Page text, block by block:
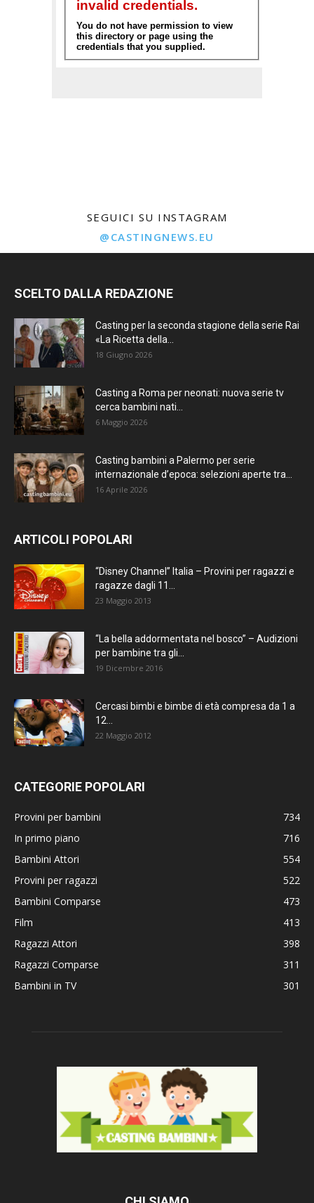
SEGUICI SU INSTAGRAM
@CASTINGNEWS.EU
SCELTO DALLA REDAZIONE
Casting per la seconda stagione della serie Rai
«La Ricetta della...
18 Giugno 2026
Casting a Roma per neonati: nuova serie tv
cerca bambini nati...
6 Maggio 2026
Casting bambini a Palermo per serie
internazionale d’epoca: selezioni aperte tra...
16 Aprile 2026
ARTICOLI POPOLARI
“Disney Channel” Italia – Provini per ragazzi e
ragazze dagli 11...
23 Maggio 2013
“La bella addormentata nel bosco” – Audizioni
per bambine tra gli...
19 Dicembre 2016
Cercasi bimbi e bimbe di età compresa da 1 a
12...
22 Maggio 2012
CATEGORIE POPOLARI
Provini per bambini
734
In primo piano
716
Bambini Attori
554
Provini per ragazzi
522
Bambini Comparse
473
Film
413
Ragazzi Attori
398
Ragazzi Comparse
311
Bambini in TV
301